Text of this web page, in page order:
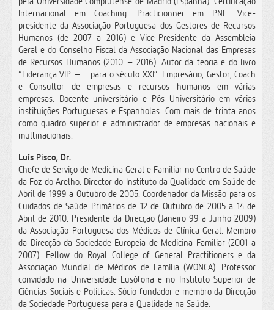
Internacional em Coaching. Practicionner em PNL. Vice-
presidente da Associação Portuguesa dos Gestores de Recursos
Humanos (de 2007 a 2016) e Vice-Presidente da Assembleia
Geral e do Conselho Fiscal da Associação Nacional das Empresas
de Recursos Humanos (2010 – 2016). Autor da teoria e do livro
“Liderança VIP – …para o século XXI”. Empresário, Gestor, Coach
e Consultor de empresas e recursos humanos em várias
empresas. Docente universitário e Pós Universitário em várias
instituições Portuguesas e Espanholas. Com mais de trinta anos
como quadro superior e administrador de empresas nacionais e
multinacionais.
Luís Pisco, Dr.
Chefe de Serviço de Medicina Geral e Familiar no Centro de Saúde
da Foz do Arelho. Director do Instituto da Qualidade em Saúde de
Abril de 1999 a Outubro de 2005. Coordenador da Missão para os
Cuidados de Saúde Primários de 12 de Outubro de 2005 a 14 de
Abril de 2010. Presidente da Direcção (Janeiro 99 a Junho 2009)
da Associação Portuguesa dos Médicos de Clínica Geral. Membro
da Direcção da Sociedade Europeia de Medicina Familiar (2001 a
2007). Fellow do Royal College of General Practitioners e da
Associação Mundial de Médicos de Família (WONCA). Professor
convidado na Universidade Lusófona e no Instituto Superior de
Ciências Sociais e Politicas. Sócio fundador e membro da Direcção
da Sociedade Portuguesa para a Qualidade na Saúde.